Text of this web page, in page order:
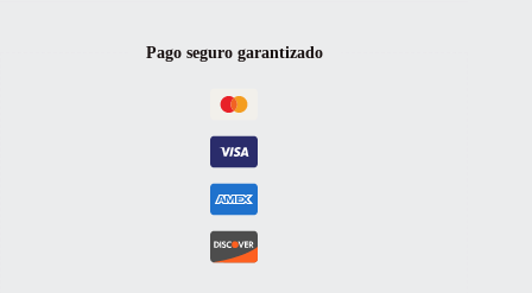
Pago seguro garantizado